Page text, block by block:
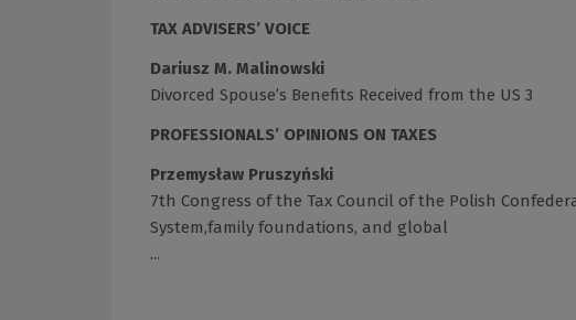
TAX ADVISERS’ VOICE
Dariusz M. Malinowski
Divorced Spouse’s Benefits Received from the US 3
PROFESSIONALS’ OPINIONS ON TAXES
Przemysław Pruszyński
7th Congress of the Tax Council of the Polish
System,family foundations, and global
...